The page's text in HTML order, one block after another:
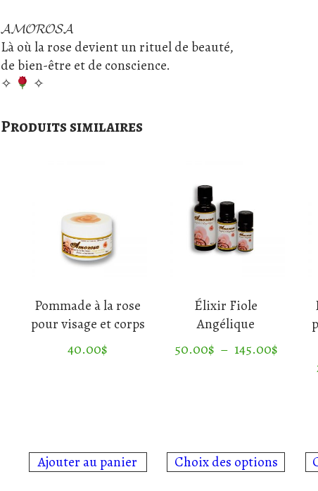
𝓐𝓜𝓞𝓡𝓞𝓢𝓐
Là où la rose devient un rituel de beauté,
de bien-être et de conscience.
✧
✧
Produits similaires
Pommade à la rose
pour visage et corps
40.00$
Ajouter au panier
Élixir Fiole
Angélique
50.00$ – 145.00$Plage
Choix des options
Les